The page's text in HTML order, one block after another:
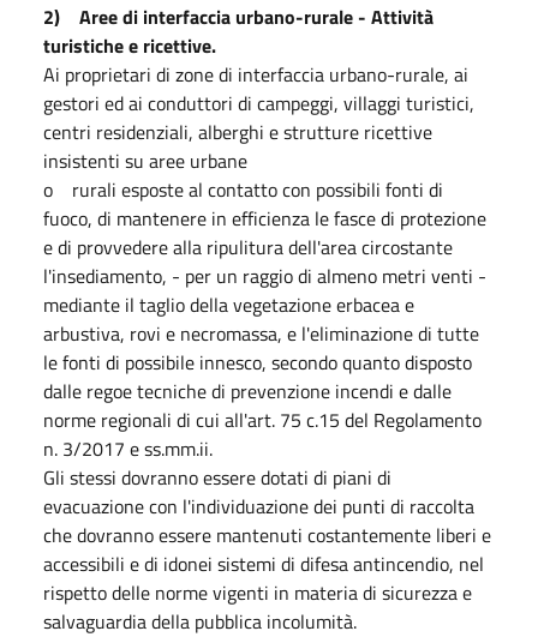
2) Aree di interfaccia urbano-rurale - Attività
turistiche e ricettive.
Ai proprietari di zone di interfaccia urbano-rurale, ai
gestori ed ai conduttori di campeggi, villaggi turistici,
centri residenziali, alberghi e strutture ricettive
insistenti su aree urbane
o rurali esposte al contatto con possibili fonti di
fuoco, di mantenere in efficienza le fasce di protezione
e di provvedere alla ripulitura dell'area circostante
l'insediamento, - per un raggio di almeno metri venti -
mediante il taglio della vegetazione erbacea e
arbustiva, rovi e necromassa, e l'eliminazione di tutte
le fonti di possibile innesco, secondo quanto disposto
dalle regoe tecniche di prevenzione incendi e dalle
norme regionali di cui all'art. 75 c.15 del Regolamento
n. 3/2017 e ss.mm.ii.
Gli stessi dovranno essere dotati di piani di
evacuazione con l'individuazione dei punti di raccolta
che dovranno essere mantenuti costantemente liberi e
accessibili e di idonei sistemi di difesa antincendio, nel
rispetto delle norme vigenti in materia di sicurezza e
salvaguardia della pubblica incolumità.